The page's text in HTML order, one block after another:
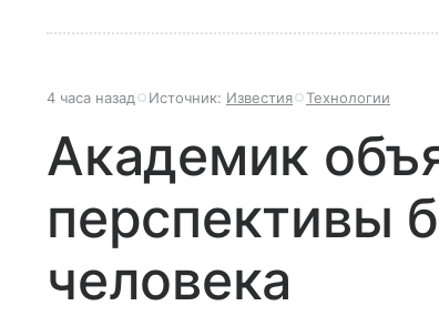
4 часа назад Источник: Известия Технологии
Академик
перспективы
человека